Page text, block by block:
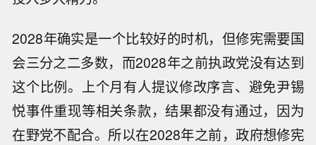
2028年确实是一个比较好的时机，但修宪需要国
会三分之二多数，而2028年之前执政党没有达到
这个比例。上个月有人提议修改序言、避免尹锡
悦事件重现等相关条款，结果都没有通过，因为
在野党不配合。所以在2028年之前，政府想修宪